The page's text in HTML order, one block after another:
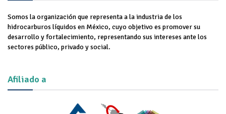
Somos la organización que representa a la industria de los
hidrocarburos líquidos en México, cuyo objetivo es promover su
desarrollo y fortalecimiento, representando sus intereses ante los
sectores público, privado y social.
Afiliado a